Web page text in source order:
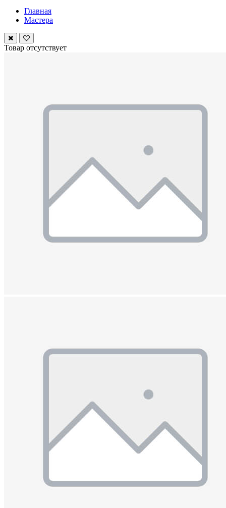
Главная
Мастера
Товар отсутствует